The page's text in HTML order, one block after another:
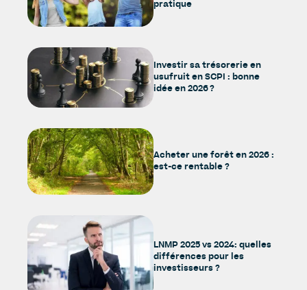
pratique
Investir sa trésorerie en
usufruit en SCPI : bonne
idée en 2026 ?
Acheter une forêt en 2026 :
est-ce rentable ?
LNMP 2025 vs 2024: quelles
différences pour les
investisseurs ?